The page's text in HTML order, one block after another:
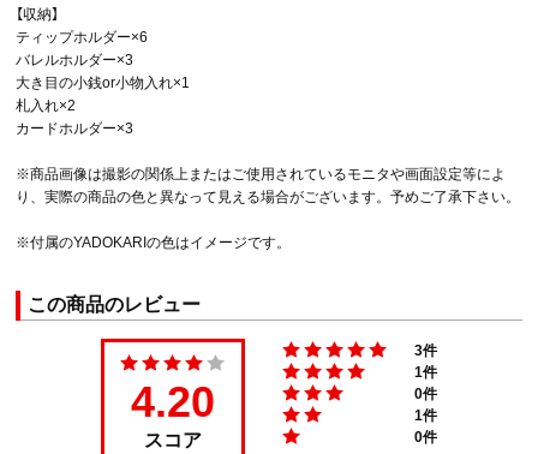
【収納】
ティップホルダー×6
バレルホルダー×3
大き目の小銭or小物入れ×1
札入れ×2
カードホルダー×3
※商品画像は撮影の関係上またはご使用されているモニタや画面設定等によ
り、実際の商品の色と異なって見える場合がございます。予めご了承下さい。
※付属のYADOKARIの色はイメージです。
この商品のレビュー
4.20
スコア
3件
1件
0件
1件
0件